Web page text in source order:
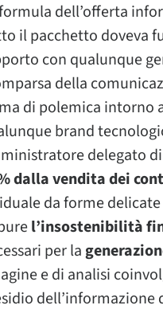
dell’offerta
il pacchetto doveva
con qualunque
della
di polemica intorno
brand
delegato
dalla vendita dei
da forme
l’insostenibilità
per la
e di analisi
dell’informazione